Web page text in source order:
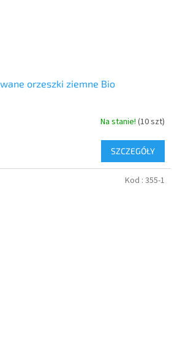
orzeszki ziemne Bio
Na stanie! (10 szt)
SZCZEGÓŁY
Kod : 355-1